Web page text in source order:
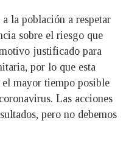
la población a respetar
sobre el riesgo que
justificado para
por lo que esta
el mayor tiempo posible
Las acciones
pero no debemos